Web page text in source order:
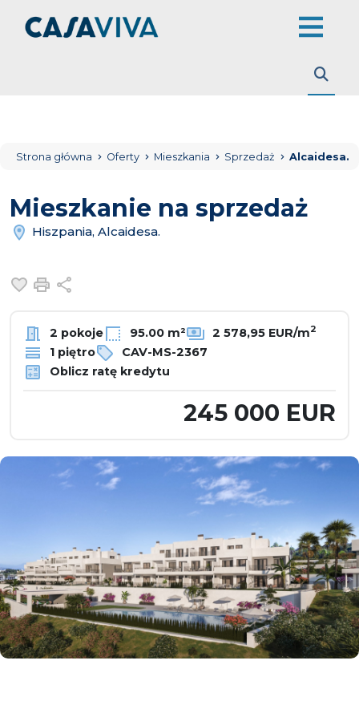
Strona główna Oferty Mieszkania Sprzedaż Alcaidesa.
Mieszkanie na sprzedaż
Hiszpania, Alcaidesa.
Dodaj do ulubionych
Drukuj
2 pokoje 95.00 m² 2 578,95 EUR/m2
1 piętro
CAV-MS-2367
Oblicz ratę kredytu
245 000 EUR